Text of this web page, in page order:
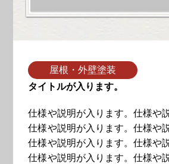
屋根・外壁塗装
タイトルが入ります。
仕様や説明が入ります。仕様や
仕様や説明が入ります。仕様や
仕様や説明が入ります。仕様や
仕様や説明が入ります。仕様や